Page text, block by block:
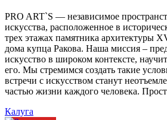
PRO ART`S — независимое
искусства, расположенное в
трех этажах памятника архитектуры
дома купца Ракова. Наша миссия –
искусство в широком контексте,
его. Мы стремимся создать такие
встречи с искусством станут
частью жизни каждого человека.
Калуга